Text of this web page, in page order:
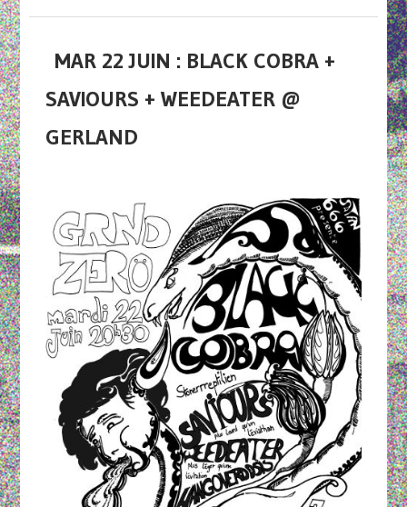
MAR 22 JUIN : BLACK COBRA +
SAVIOURS + WEEDEATER @
GERLAND